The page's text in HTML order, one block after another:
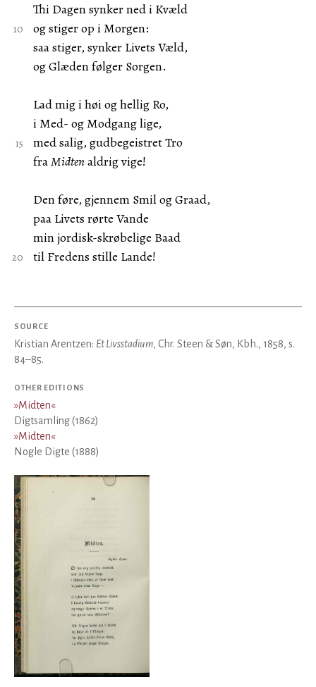
Thi Dagen synker ned i Kvæld
og stiger op i Morgen:
saa stiger, synker Livets Væld,
og Glæden følger Sorgen.
Lad mig i høi og hellig Ro,
i Med- og Modgang lige,
med salig, gudbegeistret Tro
fraMidten aldrig vige!
Den føre, gjennem Smil og Graad,
paa Livets rørte Vande
min jordisk-skrøbelige Baad
til Fredens stille Lande!
SOURCE
Kristian Arentzen: Et Livsstadium, Chr. Steen & Søn, Kbh., 1858, s.
84–85.
OTHER EDITIONS
»Midten«
Digtsamling (1862)
»Midten«
Nogle Digte (1888)